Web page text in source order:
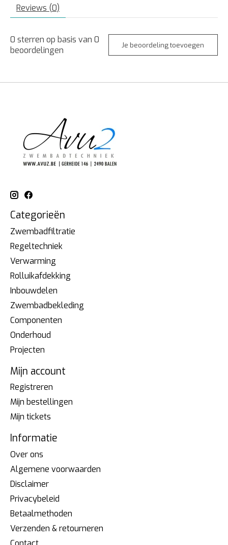
Reviews (0)
0 sterren op basis van 0
beoordelingen
Je beoordeling toevoegen
Categorieën
Zwembadfiltratie
Regeltechniek
Verwarming
Rolluikafdekking
Inbouwdelen
Zwembadbekleding
Componenten
Onderhoud
Projecten
Mijn account
Registreren
Mijn bestellingen
Mijn tickets
Informatie
Over ons
Algemene voorwaarden
Disclaimer
Privacybeleid
Betaalmethoden
Verzenden & retourneren